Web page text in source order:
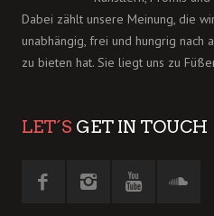
Dabei zählt unsere Meinung, die
unabhängig, frei und hungrig nach
zu bieten hat. Sie liegt uns zu
LET´S GET IN TOUCH